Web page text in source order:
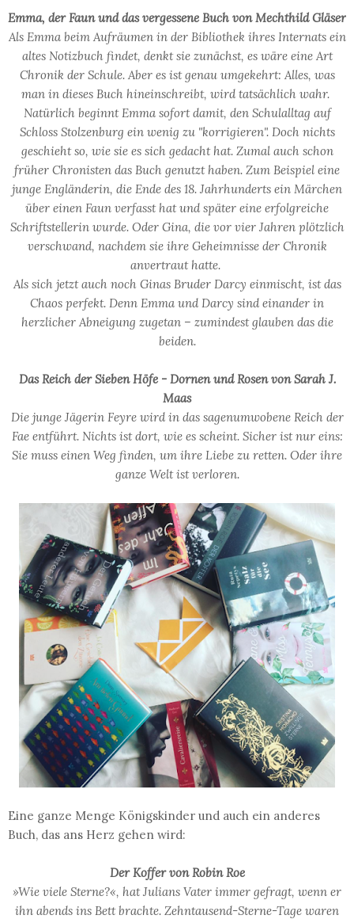
Emma, der Faun und das vergessene Buch von Mechthild Gläser
Als Emma beim Aufräumen in der Bibliothek ihres Internats ein
altes Notizbuch findet, denkt sie zunächst, es wäre eine Art
Chronik der Schule. Aber es ist genau umgekehrt: Alles, was
man in dieses Buch hineinschreibt, wird tatsächlich wahr.
Natürlich beginnt Emma sofort damit, den Schulalltag auf
Schloss Stolzenburg ein wenig zu "korrigieren". Doch nichts
geschieht so, wie sie es sich gedacht hat. Zumal auch schon
früher Chronisten das Buch genutzt haben. Zum Beispiel eine
junge Engländerin, die Ende des 18. Jahrhunderts ein Märchen
über einen Faun verfasst hat und später eine erfolgreiche
Schriftstellerin wurde. Oder Gina, die vor vier Jahren plötzlich
verschwand, nachdem sie ihre Geheimnisse der Chronik
anvertraut hatte.
Als sich jetzt auch noch Ginas Bruder Darcy einmischt, ist das
Chaos perfekt. Denn Emma und Darcy sind einander in
herzlicher Abneigung zugetan – zumindest glauben das die
beiden.
Das Reich der Sieben Höfe - Dornen und Rosen von Sarah J.
Maas
Die junge Jägerin Feyre wird in das sagenumwobene Reich der
Fae entführt. Nichts ist dort, wie es scheint. Sicher ist nur eins:
Sie muss einen Weg finden, um ihre Liebe zu retten. Oder ihre
ganze Welt ist verloren.
Eine ganze Menge Königskinder und auch ein anderes
Buch, das ans Herz gehen wird:
Der Koffer von Robin Roe
»Wie viele Sterne?«, hat Julians Vater immer gefragt, wenn er
ihn abends ins Bett brachte. Zehntausend-Sterne-Tage waren